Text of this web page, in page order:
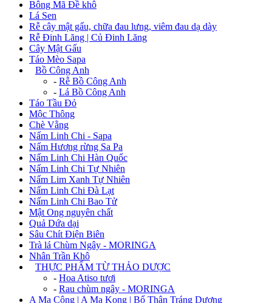
Bông Mã Đề khô
Lá Sen
Rễ cây mật gấu, chữa đau lưng, viêm đau dạ dày
Rễ Đinh Lăng | Củ Đinh Lăng
Cây Mật Gấu
Táo Mèo Sapa
Bồ Công Anh
- Rễ Bồ Công Anh
- Lá Bồ Công Anh
Táo Tầu Đỏ
Mộc Thông
Chè Vằng
Nấm Linh Chi - Sapa
Nấm Hương rừng Sa Pa
Nấm Linh Chi Hàn Quốc
Nấm Linh Chi Tự Nhiên
Nấm Lim Xanh Tự Nhiên
Nấm Linh Chi Đà Lạt
Nấm Linh Chi Bao Tử
Mật Ong nguyên chất
Quả Dứa dại
Sâu Chít Điện Biên
Trà lá Chùm Ngây - MORINGA
Nhân Trần Khô
THỰC PHẨM TỪ THẢO DƯỢC
- Hoa Atiso tươi
- Rau chùm ngây - MORINGA
A Ma Công | A Ma Kong | Bổ Thận Tráng Dương